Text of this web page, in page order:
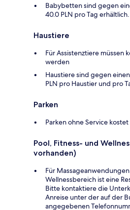
Babybetten sind gegen
40.0 PLN pro Tag erhältlich.
Haustiere
Für Assistenztiere
werden
Haustiere sind gegen
PLN pro Haustier und pro
Parken
Parken ohne Service kostet
Pool, Fitness- und
vorhanden)
Für
Wellnessbereich ist eine
Bitte kontaktiere die
Anreise unter der auf der
angegebenen